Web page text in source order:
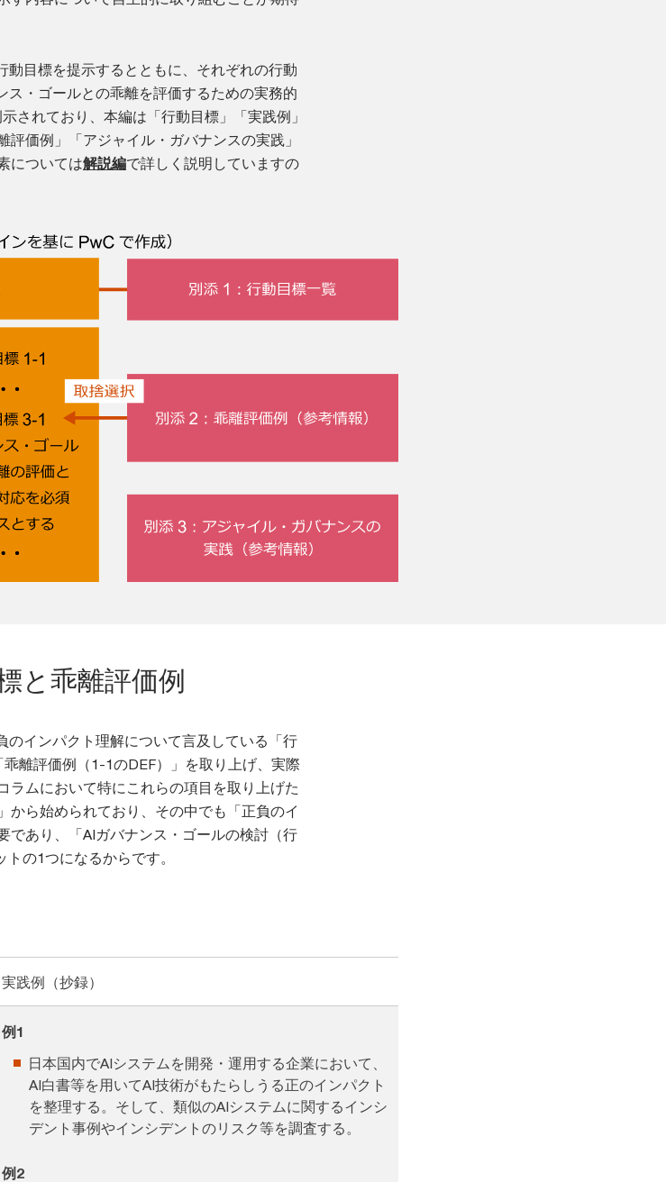
動目標を提示するとともに、それぞれの行動
ス・ゴールとの乖離を評価するための実務的
されており、本編は「行動目標」「実践例」
評価例」「アジャイル・ガバナンスの実践」
については解説編で詳しく説明していますの
と乖離評価例
インパクト理解について言及している「行
離評価例（1-1のDEF）」を取り上げ、実際
ラムにおいて特にこれらの項目を取り上げた
ら始められており、その中でも「正負のイ
であり、「AIガバナンス・ゴールの検討（行
の1つになるからです。
実践例（抄録）
例1
日本国内でAIシステムを開発・運用する企業において、
AI白書等を用いてAI技術がもたらしうる正のインパクト
を整理する。そして、類似のAIシステムに関するインシ
デント事例やインシデントのリスク等を調査する。
例2